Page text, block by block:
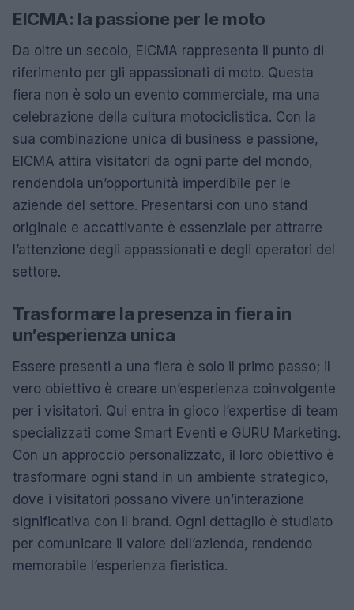
EICMA: la passione per le moto
Da oltre un secolo, EICMA rappresenta il punto di
riferimento per gli appassionati di moto. Questa
fiera non è solo un evento commerciale, ma una
celebrazione della cultura motociclistica. Con la
sua combinazione unica di business e passione,
EICMA attira visitatori da ogni parte del mondo,
rendendola un’opportunità imperdibile per le
aziende del settore. Presentarsi con uno stand
originale e accattivante è essenziale per attrarre
l’attenzione degli appassionati e degli operatori del
settore.
Trasformare la presenza in fiera in
un’esperienza unica
Essere presenti a una fiera è solo il primo passo; il
vero obiettivo è creare un’esperienza coinvolgente
per i visitatori. Qui entra in gioco l’expertise di team
specializzati come Smart Eventi e GURU Marketing.
Con un approccio personalizzato, il loro obiettivo è
trasformare ogni stand in un ambiente strategico,
dove i visitatori possano vivere un’interazione
significativa con il brand. Ogni dettaglio è studiato
per comunicare il valore dell’azienda, rendendo
memorabile l’esperienza fieristica.